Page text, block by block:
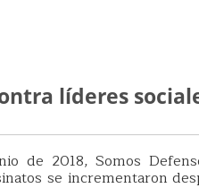
líderes
de 2018, Somos
se incrementaron